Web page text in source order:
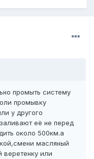
промыть систему
промывку
у другого
её не перед
около 500км.а
масляный
или